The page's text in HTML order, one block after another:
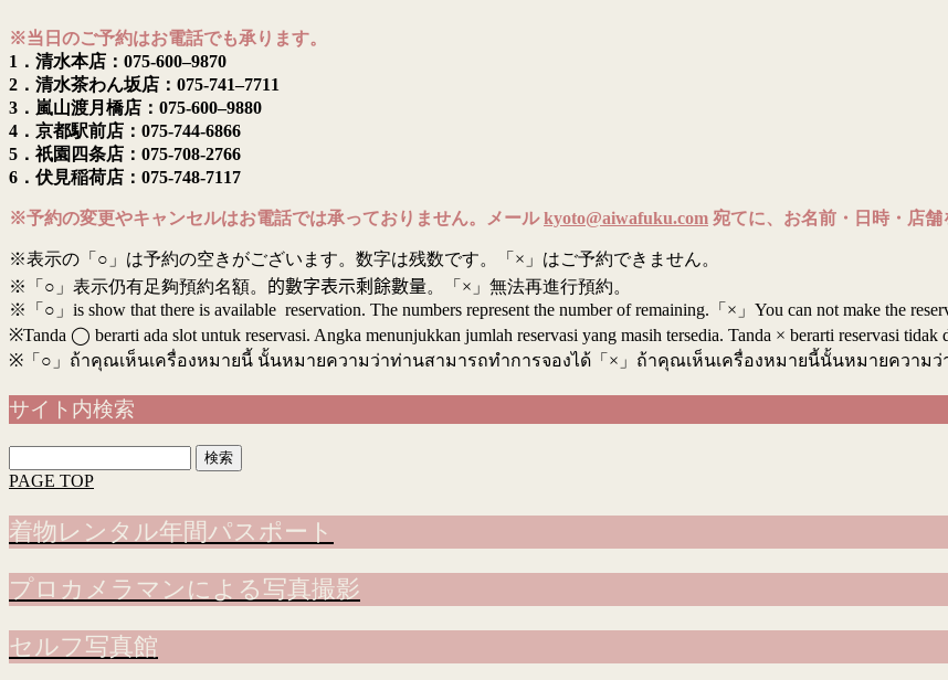
※当日のご予約はお電話でも承ります。
1．清水本店：075-600–9870
2．清水茶わん坂店：075-741–7711
3．嵐山渡月橋店：075-600–9880
4．京都駅前店：075-744-6866
5．祇園四条店：075-708-2766
6．伏見稲荷店：075-748-7117
※予約の変更やキャンセルはお電話では承っておりません。メールkyoto@aiwafuku.com 宛てに、お名前・日時・店舗
※表示の「○」は予約の空きがございます。数字は残数です。「×」はご予約できません。
※「○」表示仍有足夠預約名額。 的數字表示剩餘數量。「×」無法再進行預約。
※「○」is show that there is available reservation. The numbers represent the number of remaining.「×」You can not make the
※Tanda ◯ berarti ada slot untuk reservasi. Angka menunjukkan jumlah reservasi yang masih tersedia. Tanda × berarti reservasi tidak
※ 「○」ถ้าคุณเห็นเครื่องหมายนี้ นั้นหมายความว่าท่านสามารถทำการจองได้「×」ถ้าคุณเห็นเครื่องหมายนี้นั้นหมายความ
サイト内検索
索:
PAGE TOP
着物レンタル年間パスポート
プロカメラマンによる写真撮影
セルフ写真館